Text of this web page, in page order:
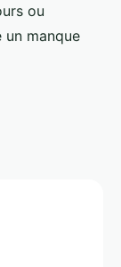
ou
un manque